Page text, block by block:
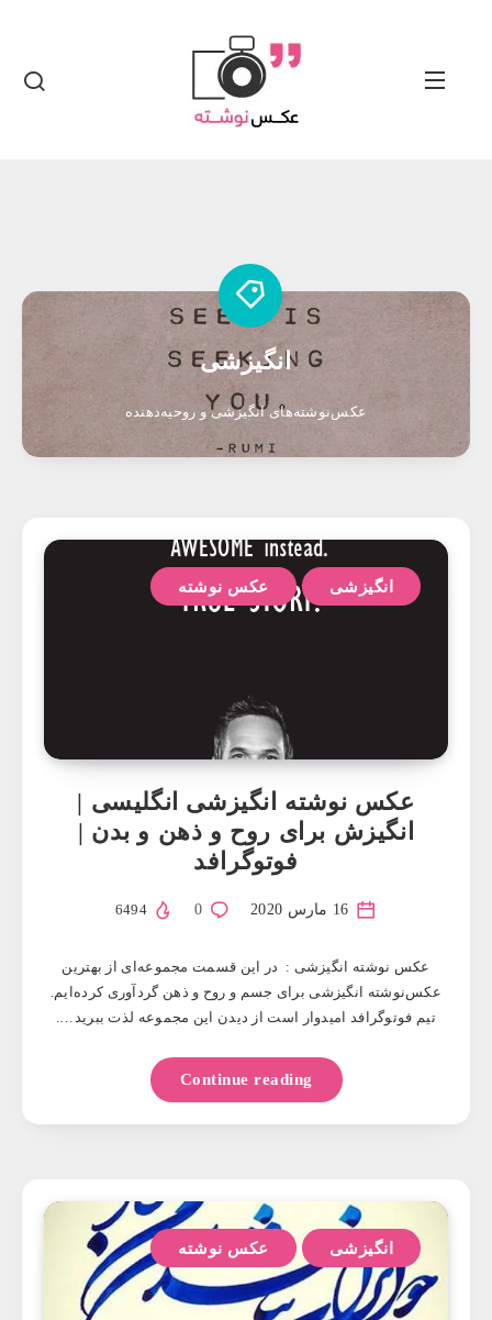
انگیزشی
عکس‌نوشته‌های انگیزشی و روحیه‌دهنده
انگیزشی عکس نوشته
عکس نوشته انگیزشی انگلیسی |
انگیزش برای روح و ذهن و بدن |
فوتوگرافد
0
6494
عکس نوشته انگیزشی : در این قسمت مجموعه‌ای از بهترین
عکس‌نوشته‌ انگیزشی برای جسم و روح و ذهن گردآوری کرده‌ایم.
تیم فوتوگرافد امیدوار است از دیدن این مجموعه لذت ببرید….
Continue reading
انگیزشی عکس نوشته